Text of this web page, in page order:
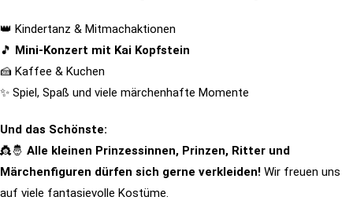
👑 Kindertanz & Mitmachaktionen
🎵 Mini-Konzert mit Kai Kopfstein
🍰 Kaffee & Kuchen
✨ Spiel, Spaß und viele märchenhafte Momente
Und das Schönste:
👸🤴 Alle kleinen Prinzessinnen, Prinzen, Ritter und
Märchenfiguren dürfen sich gerne verkleiden! Wir freuen uns
auf viele fantasievolle Kostüme.